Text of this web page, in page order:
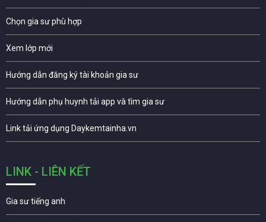
Chọn gia sư phù hợp
Xem lớp mới
Hướng dẫn đăng ký tài khoản gia sư
Hướng dẫn phụ huynh tải app và tìm gia sư
Link tải ứng dụng Daykemtainha.vn
LINK - LIÊN KẾT
Gia sư tiếng anh